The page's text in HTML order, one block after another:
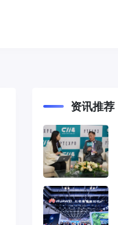
资讯推荐